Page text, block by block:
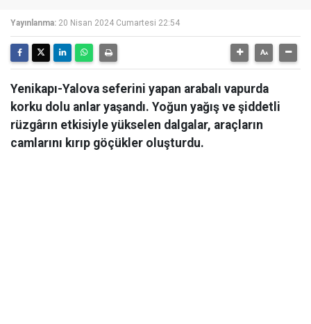
Yayınlanma: 20 Nisan 2024 Cumartesi 22:54
Yenikapı-Yalova seferini yapan arabalı vapurda
korku dolu anlar yaşandı. Yoğun yağış ve şiddetli
rüzgârın etkisiyle yükselen dalgalar, araçların
camlarını kırıp göçükler oluşturdu.